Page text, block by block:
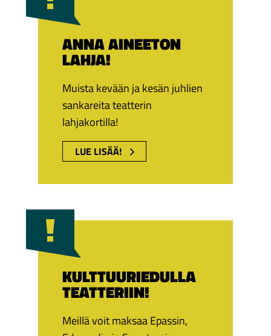
ANNA AINEETON
LAHJA!
Muista kevään ja kesän juhlien
sankareita teatterin
lahjakortilla!
LUE LISÄÄ!
KULTTUURIEDULLA
TEATTERIIN!
Meillä voit maksaa Epassin,